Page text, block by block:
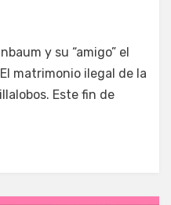
y su “amigo” el
matrimonio ilegal de la
Este fin de